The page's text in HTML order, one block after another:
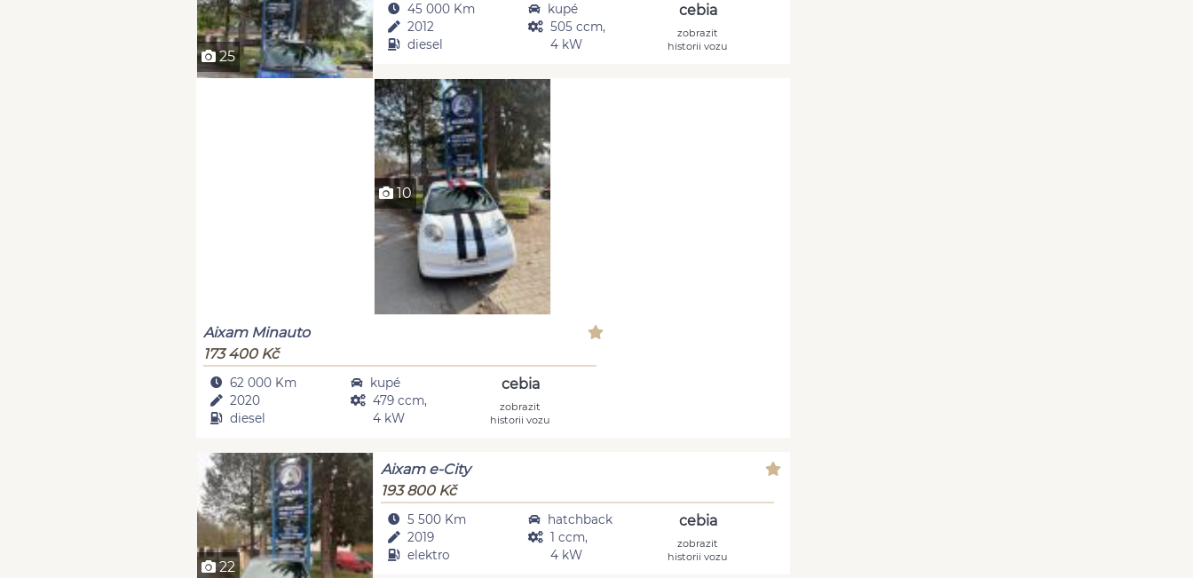
25
45 000 Km
2012
diesel
kupé
505 ccm,
4 kW
cebia
zobrazit
historii vozu
10
Aixam Minauto
173 400 Kč
62 000 Km
2020
diesel
kupé
479 ccm,
4 kW
cebia
zobrazit
historii vozu
22
Aixam e-City
193 800 Kč
5 500 Km
2019
elektro
hatchback
1 ccm,
4 kW
cebia
zobrazit
historii vozu